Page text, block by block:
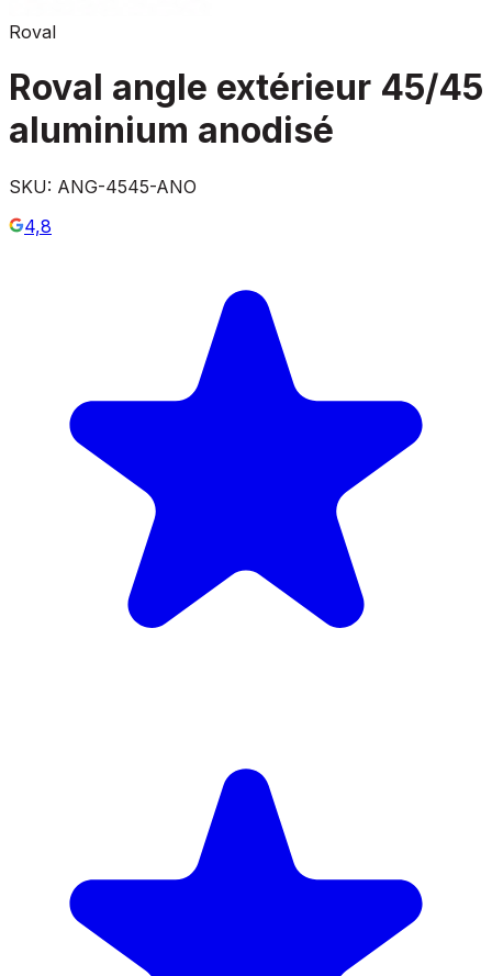
Roval
Roval angle extérieur 45/45
aluminium anodisé
SKU: ANG-4545-ANO
4,8